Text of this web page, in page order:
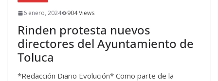
6 enero, 2024 904 Views
Rinden protesta nuevos
directores del Ayuntamiento de
Toluca
*Redacción Diario Evolución* Como parte de la